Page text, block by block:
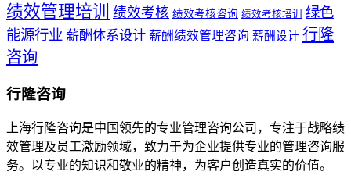
绩效管理培训 绩效考核 绩效考核咨询 绩效考核培训
绿色
能源行业 薪酬体系设计 薪酬绩效管理咨询 薪酬设计 行隆
咨询
行隆咨询
上海行隆咨询是中国领先的专业管理咨询公司，专注于战略绩
效管理及员工激励领域，致力于为企业提供专业的管理咨询服
务。以专业的知识和敬业的精神，为客户创造真实的价值。